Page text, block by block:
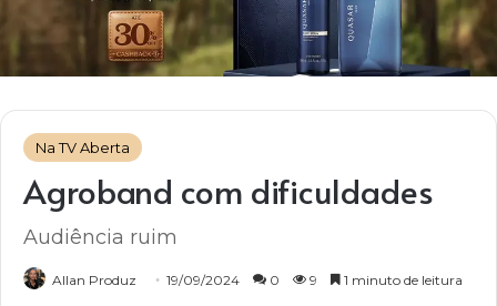
Na TV Aberta
Agroband com dificuldades
Audiência ruim
Allan Produz 19/09/2024 0 9 1 minuto de leitura